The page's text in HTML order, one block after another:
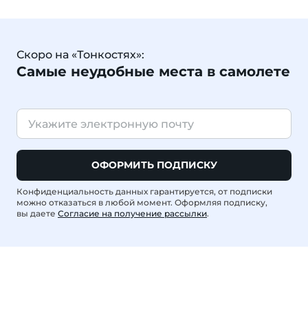
Скоро на «Тонкостях»:
Самые неудобные места в самолете
ОФОРМИТЬ ПОДПИСКУ
Конфиденциальность данных гарантируется, от подписки
можно отказаться в любой момент. Оформляя подписку,
вы даете Согласие на получение рассылки.